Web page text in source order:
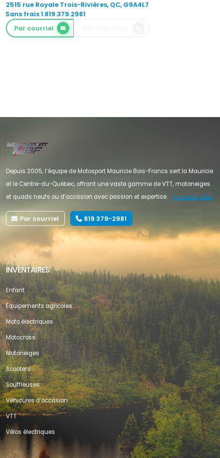
2515 rue Royale Trois-Rivières, QC, G9A4L7
Sans frais 1.819.379.2981
Par courriel
Depuis 2005, l’équipe de Motosport Mauricie Bois-Francs sert la Mauricie
et le Centre-du-Québec, offrant une vaste gamme de VTT, motoneiges
et quads neufs ou d’occasion avec passion et expertise.
En savoir plus
Par courriel 819 379-2981
INVENTAIRES
Enfant
Équipements agricoles
Moto électriques
Motocross
Motoneiges
Scooters
Souffleuses
Véhicules d’occasion
VTT
Vélos électriques